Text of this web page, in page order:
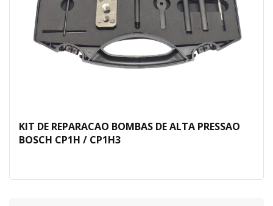
KIT DE REPARACAO BOMBAS DE ALTA PRESSAO
BOSCH CP1H / CP1H3